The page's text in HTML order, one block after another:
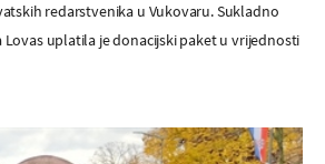
redarstvenika u Vukovaru. Sukladno
uplatila je donacijski paket u vrijednosti